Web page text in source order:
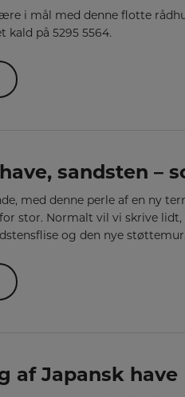
i mål med denne flotte
kald på 5295 5564.
sandsten –
med denne perle af en ny
stor. Normalt vil vi skrive
og den nye
af Japansk have